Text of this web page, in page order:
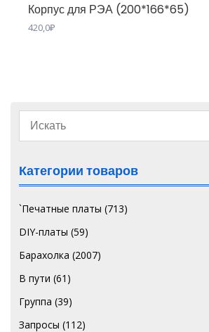
Корпус для РЭА (200*166*65)
420,0₽
Категории товаров
`Печатные платы (713)
DIY-платы (59)
Барахолка (2007)
В пути (61)
Группа (39)
Запросы (112)